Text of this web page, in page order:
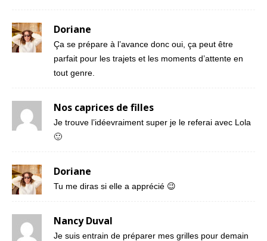
Doriane
Ça se prépare à l’avance donc oui, ça peut être
parfait pour les trajets et les moments d’attente en
tout genre.
Nos caprices de filles
Je trouve l’idéevraiment super je le referai avec Lola
🙂
Doriane
Tu me diras si elle a apprécié 😉
Nancy Duval
Je suis entrain de préparer mes grilles pour demain